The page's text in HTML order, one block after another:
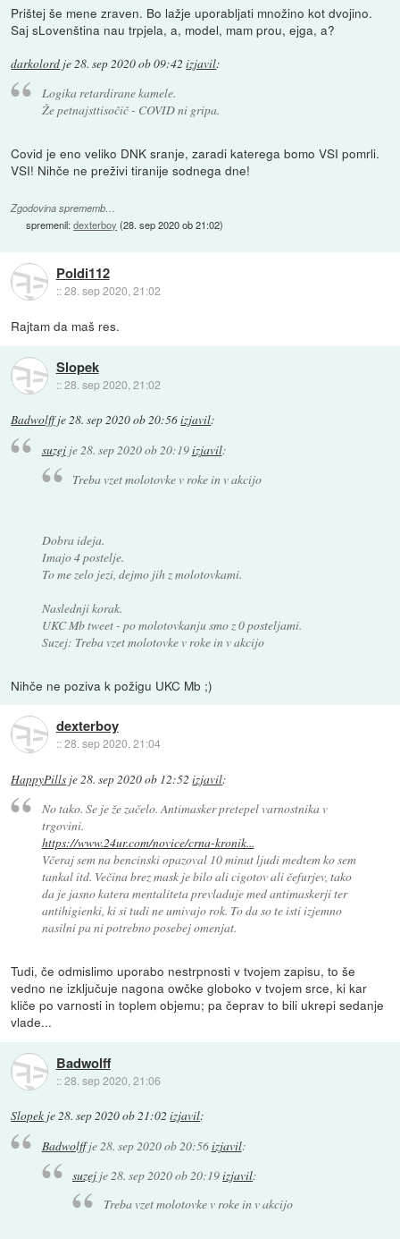
Prištej še mene zraven. Bo lažje uporabljati množino kot dvojino.
Saj sLovenština nau trpjela, a, model, mam prou, ejga, a?
darkolord je28. sep 2020 ob 09:42 izjavil:
Logika retardirane kamele.
Že petnajsttisočič - COVID ni gripa.
Covid je eno veliko DNK sranje, zaradi katerega bomo VSI pomrli.
VSI! Nihče ne preživi tiranije sodnega dne!
Zgodovina sprememb…
spremenil:dexterboy (28. sep 2020 ob 21:02)
Poldi112
::28. sep 2020, 21:02
Rajtam da maš res.
Slopek
::28. sep 2020, 21:02
Badwolffje28. sep 2020 ob 20:56izjavil:
suzejje28. sep 2020 ob 20:19izjavil:
Treba vzet molotovke v roke in v akcijo
Dobra ideja.
Imajo 4 postelje.
To me zelo jezi, dejmo jih z molotovkami.
Naslednji korak.
UKC Mb tweet - po molotovkanju smo z 0 posteljami.
Suzej: Treba vzet molotovke v roke in v akcijo
Nihče ne poziva k požigu UKC Mb ;)
dexterboy
::28. sep 2020, 21:04
HappyPills je28. sep 2020 ob 12:52 izjavil:
No tako. Se je že začelo. Antimasker pretepel varnostnika v
trgovini.
https://www.24ur.com/novice/crna-kronik...
Včeraj sem na bencinski opazoval 10 minut ljudi medtem ko sem
tankal itd. Večina brez mask je bilo ali cigotov ali čefurjev, tako
da je jasno katera mentaliteta prevladuje med antimaskerji ter
antihigienki, ki si tudi ne umivajo rok. To da so te isti izjemno
nasilni pa ni potrebno posebej omenjat.
Tudi, če odmislimo uporabo nestrpnosti v tvojem zapisu, to še
vedno ne izključuje nagona owčke globoko v tvojem srce, ki kar
kliče po varnosti in toplem objemu; pa čeprav to bili ukrepi sedanje
vlade...
Badwolff
::28. sep 2020, 21:06
Slopek je28. sep 2020 ob 21:02 izjavil:
Badwolffje28. sep 2020 ob 20:56izjavil:
suzej je 28. sep 2020 ob 20:19izjavil:
Treba vzet molotovke v roke in v akcijo